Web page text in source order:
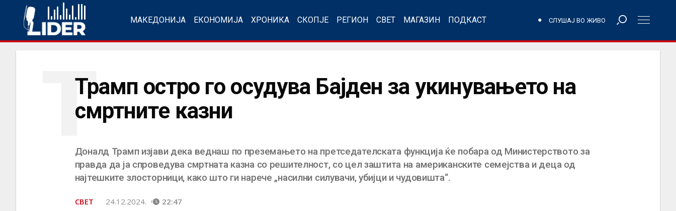
МАКЕДОНИЈА ЕКОНОМИЈА ХРОНИКА СКОПЈЕ РЕГИОН СВЕТ МАГАЗИН ПОДКАСТ СЛУШАЈ ВО ЖИВО
Трамп остро го осудува Бајден за укинувањето на
смртните казни
Т
Доналд Трамп изјави дека веднаш по преземањето на претседателската функција ќе побара од Министерството за
правда да ја спроведува смртната казна со решителност, со цел заштита на американските семејства и деца од
најтешките злосторници, како што ги нарече „насилни силувачи, убијци и чудовишта“.
СВЕТ 24.12.2024. 22:47